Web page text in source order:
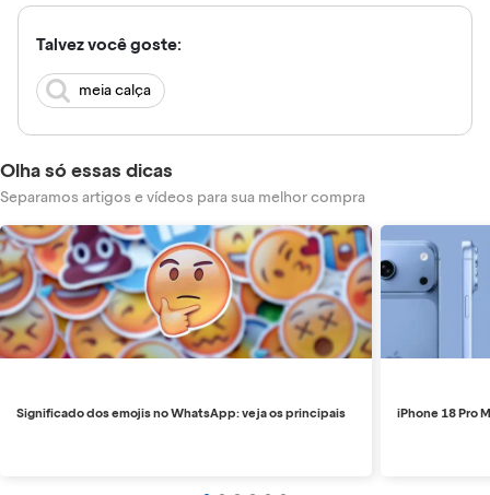
Talvez você goste:
meia calça
Olha só essas dicas
Separamos artigos e vídeos para sua melhor compra
Significado dos emojis no WhatsApp: veja os principais iPhone 18 Pro